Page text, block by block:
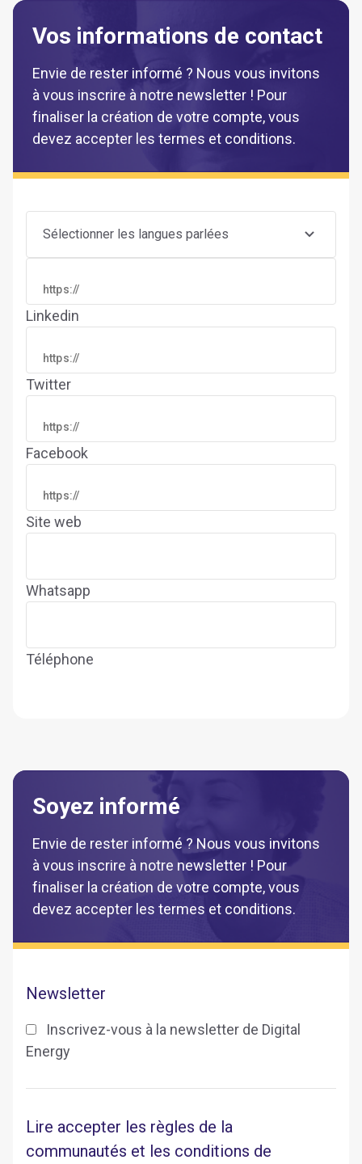
Vos informations de contact
Envie de rester informé ? Nous vous invitons
à vous inscrire à notre newsletter ! Pour
finaliser la création de votre compte, vous
devez accepter les termes et conditions.
Sélectionner les langues parlées
Linkedin
Twitter
Facebook
Site web
Whatsapp
Téléphone
Soyez informé
Envie de rester informé ? Nous vous invitons
à vous inscrire à notre newsletter ! Pour
finaliser la création de votre compte, vous
devez accepter les termes et conditions.
Newsletter
Inscrivez-vous à la newsletter de Digital
Energy
Lire accepter les règles de la
communautés et les conditions de